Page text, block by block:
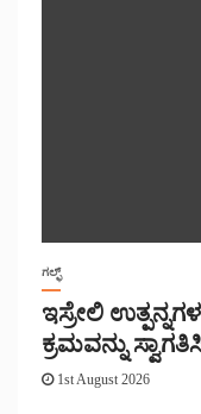
ಗಲ್ಫ್
ಇಸ್ರೇಲಿ
ಕ್ರಮವನ್ನು
1st August 2026